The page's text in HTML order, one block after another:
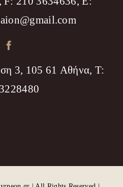
3, 105 61 Αθήνα, T: